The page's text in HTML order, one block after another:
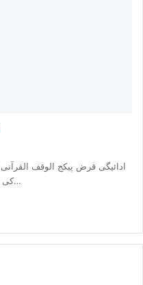
ادائیگی قرض پیکج الوقف
کی ادائیگی کی جاتی هے۔ اور واٹرپمپ ونلکے…